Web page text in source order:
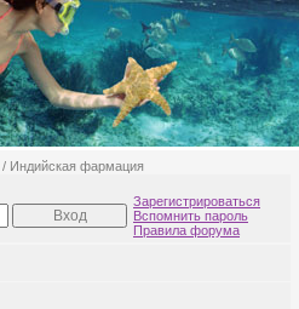
/ Индийская фармация
Зарегистрироваться
Вспомнить пароль
Правила форума